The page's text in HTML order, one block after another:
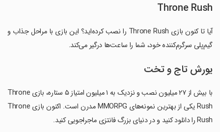
Throne Rush
آیا تا کنون بازی Throne Rush را نصب کرده‌اید؟ این بازی با مراحل جذاب و
گیم‌پلی سرگرم‌کننده خود، شما را ساعت‌ها درگیر می‌کند.
یورش تاج و تخت
با بیش از ۲۷ میلیون نصب و نزدیک به ۱ میلیون امتیاز ۵ ستاره، بازی Throne
Rush یکی از بهترین نمونه‌های MMORPG مدرن است. اکنون بازی Throne
Rush را دانلود کنید و در دنیای بزرگ فانتزی ماجراجویی کنید.